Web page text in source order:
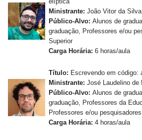
Ministrante: João Vitor da
Público-Alvo: Alunos de
graduação, Professores e/ou
Superior
Carga Horária: 6 horas/aula
Título: Escrevendo em código:
Ministrante: José Laudelino de
Público-Alvo: Alunos de
graduação, Professores da
Professores e/ou
Carga Horária: 4 horas/aula